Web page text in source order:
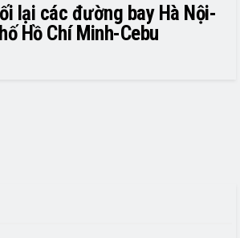
lại các đường bay Hà Nội-
Hồ Chí Minh-Cebu